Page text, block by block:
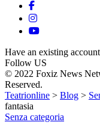
Have an existing
Follow US
© 2022 Foxiz News
Reserved.
Teatrionline > Blog >
fantasia
Senza categoria